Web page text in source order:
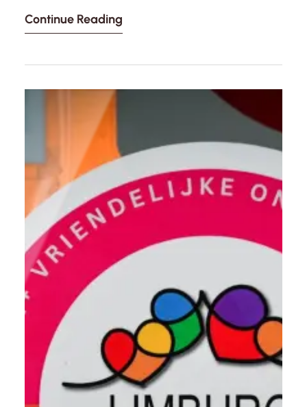
een bruisende plek die fungeert als een veilige
regio. Gelegen in het hart van de stad, biedt het
Continue Reading